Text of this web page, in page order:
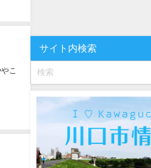
こ
サイト内検索